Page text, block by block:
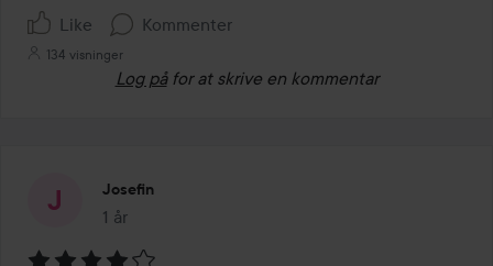
Like Kommenter
134 visninger
Log på for at skrive en kommentar
Josefin
1 år
Posten blev oprettet 1 år